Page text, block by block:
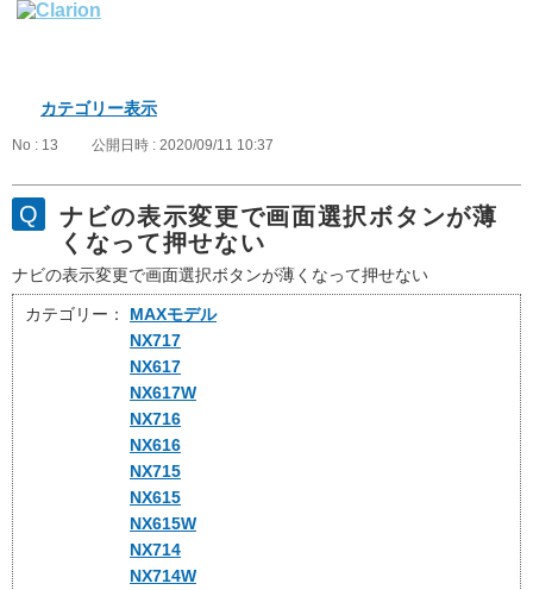
カテゴリー表示
No : 13 公開日時 : 2020/09/11 10:37
ナビの表示変更で画面選択ボタンが薄
くなって押せない
ナビの表示変更で画面選択ボタンが薄くなって押せない
カテゴリー：
MAXモデル
NX717
NX617
NX617W
NX716
NX616
NX715
NX615
NX615W
NX714
NX714W